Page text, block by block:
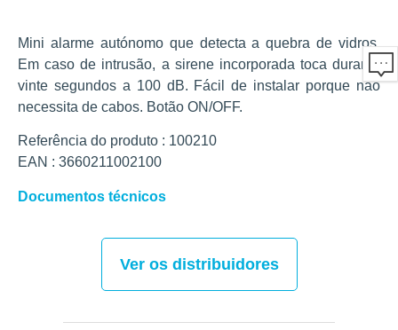
Mini alarme autónomo que detecta a quebra de vidros.
Em caso de intrusão, a sirene incorporada toca durante
vinte segundos a 100 dB. Fácil de instalar porque não
necessita de cabos. Botão ON/OFF.
Referência do produto : 100210
EAN : 3660211002100
Documentos técnicos
Ver os distribuidores